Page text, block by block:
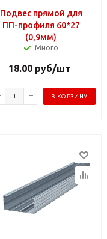
Подвес прямой для
ПП-профиля 60*27
(0,9мм)
Много
18.00 руб/шт
В КОРЗИНУ